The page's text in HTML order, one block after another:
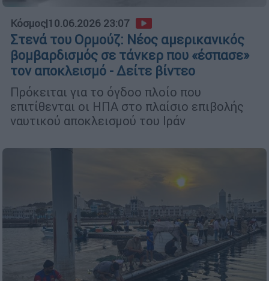
Κόσμος|10.06.2026 23:07
Στενά του Ορμούζ: Νέος αμερικανικός
βομβαρδισμός σε τάνκερ που «έσπασε»
τον αποκλεισμό - Δείτε βίντεο
Πρόκειται για το όγδοο πλοίο που
επιτίθενται οι ΗΠΑ στο πλαίσιο επιβολής
ναυτικού αποκλεισμού του Ιράν